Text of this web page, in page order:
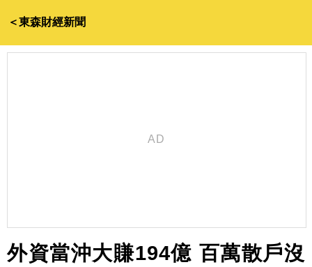
＜東森財經新聞
外資當沖大賺194億 百萬散戶沒